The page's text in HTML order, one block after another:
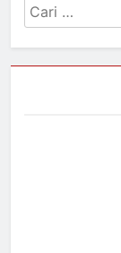
Cari
untuk: